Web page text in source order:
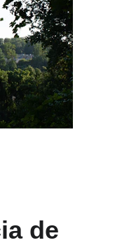
de